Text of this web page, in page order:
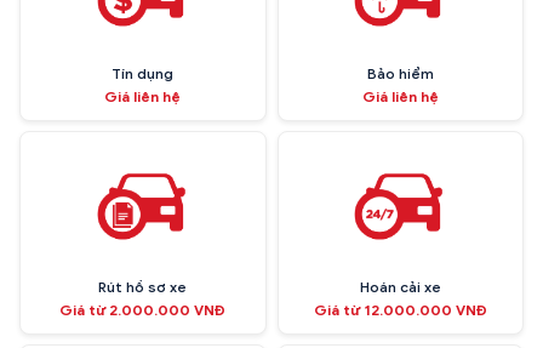
Tín dụng
Giá liên hệ
Bảo hiểm
Giá liên hệ
Rút hồ sơ xe
Giá từ 2.000.000 VNĐ
Hoán cải xe
Giá từ 12.000.000 VNĐ